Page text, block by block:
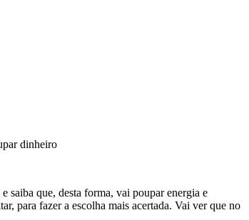
dinheiro
saiba que, desta forma, vai poupar energia e
para fazer a escolha mais acertada. Vai ver que no